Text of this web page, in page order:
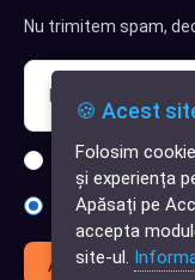
Nu trimitem spam,
Sunt interesat
Sunt interesat
Abonează-te
🍪 Acest
Folosim
și experiența
Apăsați pe
accepta
site-ul.